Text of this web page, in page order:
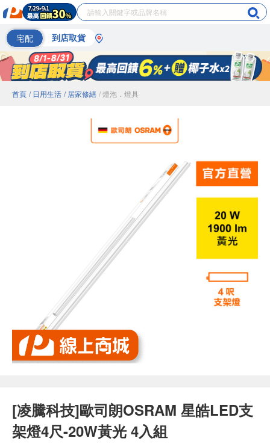
宅配 到店取貨
首頁 / 日用生活 / 居家修繕 / 燈泡．燈具
[凌騰科技]歐司朗OSRAM 星皓LED支
架燈4尺-20W黃光 4入組